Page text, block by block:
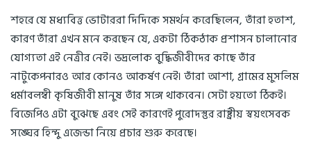
শহরে যে মধ্যবিত্ত ভোটাররা দিদিকে সমর্থন করেছিলেন, তাঁরা হতাশ,
কারণ তাঁরা এখন মনে করছেন যে, একটা ঠিকঠাক প্রশাসন চালানোর
যোগ্যতা এই নেত্রীর নেই। ভদ্রলোক বুদ্ধিজীবীদের কাছে তাঁর
নাটুকেপনারও আর কোনও আকর্ষণ নেই। তাঁরা আশা, গ্রামের মুসলিম
ধর্মাবলম্বী কৃষিজীবী মানুষ তাঁর সঙ্গে থাকবেন। সেটা হয়তো ঠিকই।
বিজেপিও এটা বুঝেছে এবং সেই কারণেই পুরোদস্তুর রাষ্ট্রীয় স্বয়ংসেবক
সঙ্ঘের হিন্দু এজেন্ডা নিয়ে প্রচার শুরু করেছে।